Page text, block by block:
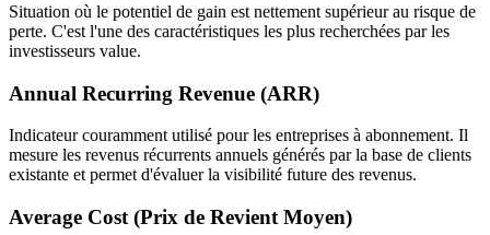
Situation où le potentiel de gain est nettement supérieur au risque de
perte. C'est l'une des caractéristiques les plus recherchées par les
investisseurs value.
Annual Recurring Revenue (ARR)
Indicateur couramment utilisé pour les entreprises à abonnement. Il
mesure les revenus récurrents annuels générés par la base de clients
existante et permet d'évaluer la visibilité future des revenus.
Average Cost (Prix de Revient Moyen)